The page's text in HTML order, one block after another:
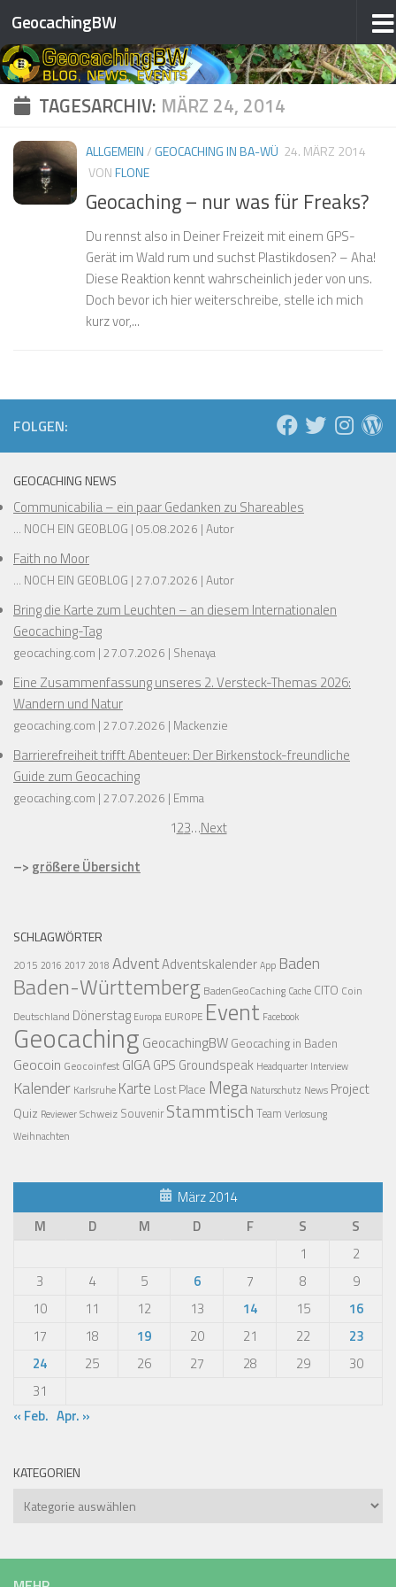
❅
❅
❅
❅
❅
❅
❅
❅
❅
❅
❅
❅
❅
Zum Inhalt springen
GeocachingBW
TAGESARCHIV: MÄRZ 24, 2014
ALLGEMEIN/ GEOCACHING IN BA-WÜ 24. MÄRZ 2014
VONFLONE
Geocaching – nur was für Freaks?
Du rennst also in Deiner Freizeit mit einem GPS-
Gerät im Wald rum und suchst Plastikdosen? – Aha!
Diese Reaktion kennt wahrscheinlich jeder von uns.
Doch bevor ich hier weiterschreibe, stelle ich mich
kurz vor,...
FOLGEN:
GEOCACHING NEWS
Communicabilia – ein paar Gedanken zu Shareables
... NOCH EIN GEOBLOG 05.08.2026 Autor
Faith no Moor
... NOCH EIN GEOBLOG 27.07.2026 Autor
Bring die Karte zum Leuchten – an diesem Internationalen
Geocaching-Tag
geocaching.com 27.07.2026 Shenaya
Eine Zusammenfassung unseres 2. Versteck-Themas 2026:
Wandern und Natur
geocaching.com 27.07.2026 Mackenzie
Barrierefreiheit trifft Abenteuer: Der Birkenstock-freundliche
Guide zum Geocaching
geocaching.com 27.07.2026 Emma
123…Next
–> größere Übersicht
SCHLAGWÖRTER
2015 2016 2017 2018 AdventAdventskalenderApp Baden
Baden-Württemberg BadenGeoCaching Cache CITO Coin
Deutschland Dönerstag Europa EUROPE Event Facebook
Geocaching GeocachingBW Geocaching in Baden
Geocoin Geocoinfest GIGAGPS Groundspeak Headquarter Interview
Kalender Karlsruhe Karte Lost Place Mega Naturschutz News Project
Quiz ReviewerSchweiz Souvenir Stammtisch Team Verlosung
Weihnachten
März 2014
M
D M D F S
S
1
2
3
4 5 6 7 8
9
10
11 12 13 14 15
16
17
18 19 20 21 22
23
24
25 26 27 28 29
30
31
« Feb. Apr. »
KATEGORIEN
Kategorien